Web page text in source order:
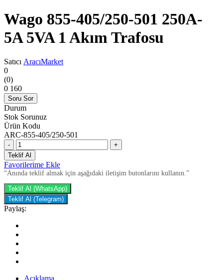
Wago 855-405/250-501 250A-
5A 5VA 1 Akım Trafosu
Satıcı AracıMarket
0
(0)
0 160
Soru Sor
Durum
Stok Sorunuz
Ürün Kodu
ARC-855-405/250-501
-
+
Teklif Al
Favorilerime Ekle
“Anında teklif almak için aşağıdaki iletişim butonlarını kullanın.”
Teklif Al (WhatsApp)
Teklif Al (Telegram)
Paylaş: